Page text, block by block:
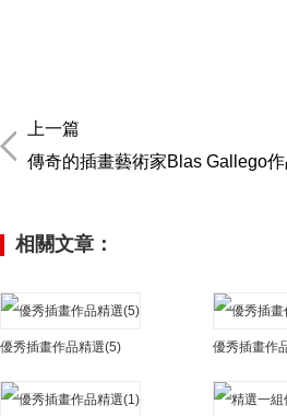
上一篇
傳奇的插畫藝術家Blas Gallego
相關文章：
優秀插畫作品精選(5) 優秀插畫作